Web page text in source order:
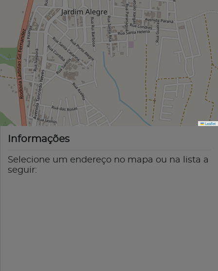
Leaflet
Informações
Selecione um endereço no mapa ou na lista a
seguir: